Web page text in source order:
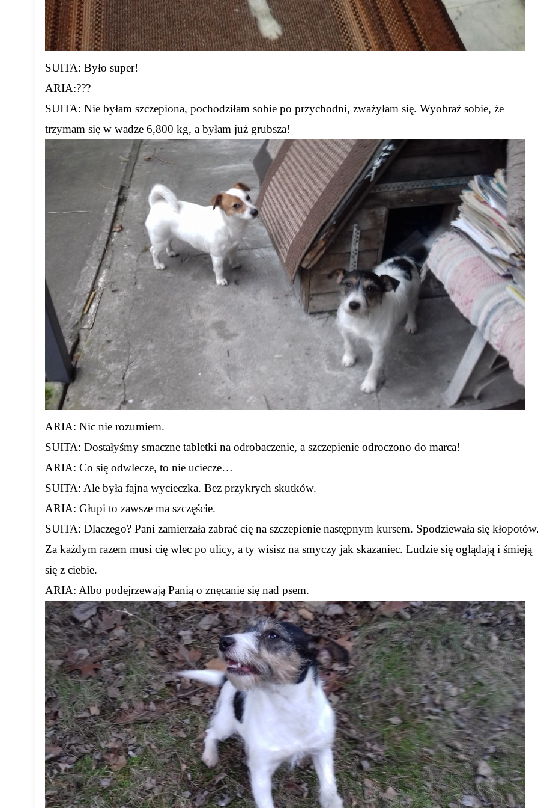
SUITA: Było super!
ARIA:???
SUITA: Nie byłam szczepiona, pochodziłam sobie po przychodni, zważyłam się. Wyobraź sobie, że
trzymam się w wadze 6,800 kg, a byłam już grubsza!
ARIA: Nic nie rozumiem.
SUITA: Dostałyśmy smaczne tabletki na odrobaczenie, a szczepienie odroczono do marca!
ARIA: Co się odwlecze, to nie uciecze…
SUITA: Ale była fajna wycieczka. Bez przykrych skutków.
ARIA: Głupi to zawsze ma szczęście.
SUITA: Dlaczego? Pani zamierzała zabrać cię na szczepienie następnym kursem. Spodziewała się
Za każdym razem musi cię wlec po ulicy, a ty wisisz na smyczy jak skazaniec. Ludzie się oglądają i śmieją
się z ciebie.
ARIA: Albo podejrzewają Panią o znęcanie się nad psem.